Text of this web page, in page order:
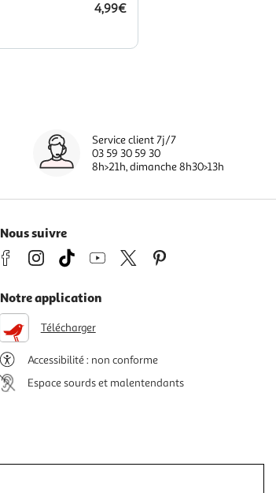
4,99€
Service client 7j/7
03 59 30 59 30
8h>21h, dimanche 8h30>13h
Nous suivre
Notre application
Télécharger
Accessibilité : non conforme
Espace sourds et malentendants